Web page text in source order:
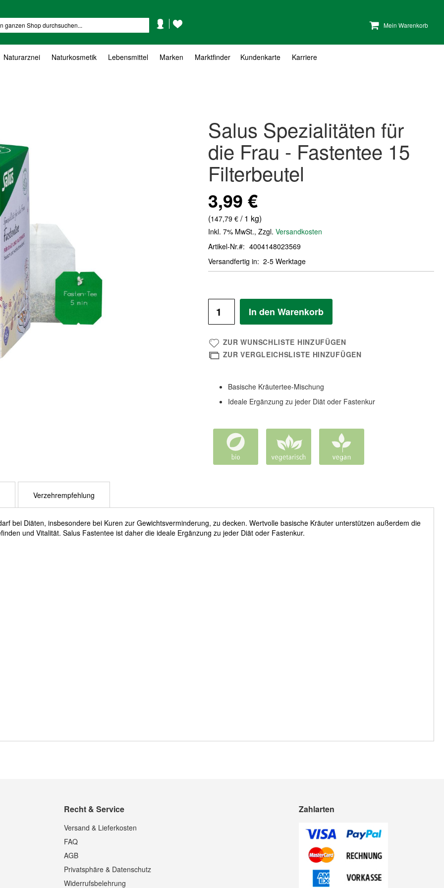
Mein Warenkorb
KontoWunschzettel
Naturarznei Naturkosmetik Lebensmittel Marken Marktfinder Kundenkarte Karriere
Salus Spezialitäten für
die Frau - Fastentee 15
Filterbeutel
3,99 €
(147,79 €/ 1 kg)
Inkl. 7% MwSt., Zzgl. Versandkosten
Artikel-Nr.
4004148023569
Versandfertig in
2-5 Werktage
In den Warenkorb
ZUR WUNSCHLISTE HINZUFÜGEN
ZUR VERGLEICHSLISTE HINZUFÜGEN
Basische Kräutertee-Mischung
Ideale Ergänzung zu jeder Diät oder Fastenkur
bei Diäten, insbesondere bei Kuren zur Gewichtsverminderung, zu decken. Wertvolle basische Kräuter unterstützen außerdem die
und Vitalität. Salus Fastentee ist daher die ideale Ergänzung zu jeder Diät oder Fastenkur.
Verzehrempfehlung
Recht & Service
Versand & Lieferkosten
FAQ
AGB
Privatsphäre & Datenschutz
Widerrufsbelehrung
Zahlarten